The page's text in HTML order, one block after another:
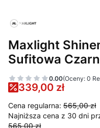
Maxlight
Sufitowa
0.00(Oceny: 0
339,00 zł
Cena regularna: 565,00 zł
Najniższa cena z 30 dni
565,00 zł